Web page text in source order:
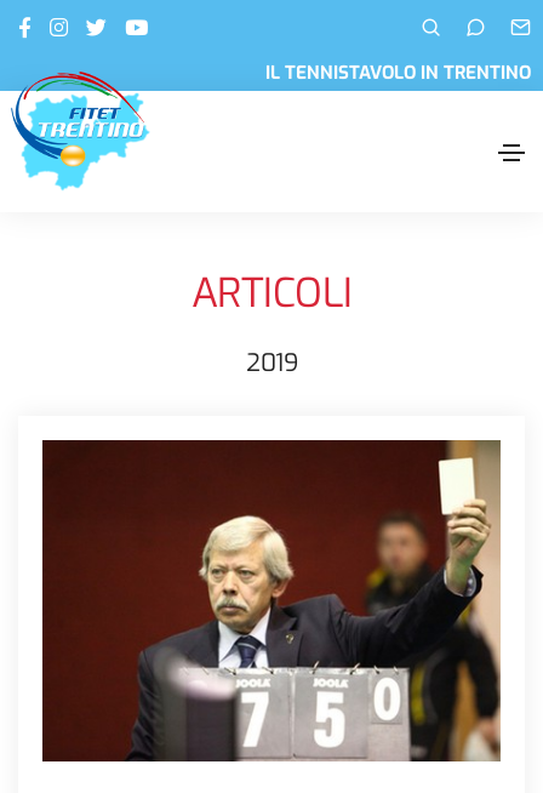
IL TENNISTAVOLO IN TRENTINO
ARTICOLI
2019